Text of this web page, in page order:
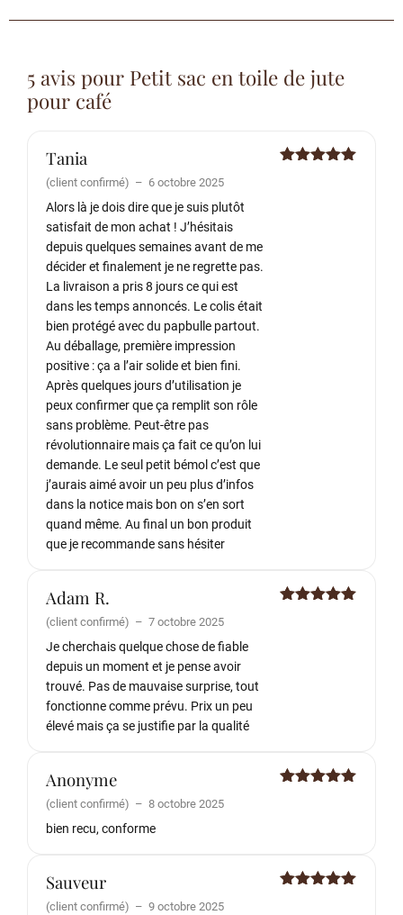
5 avis pour Petit sac en toile de jute
pour café
Tania
(client confirmé) – 6 octobre 2025
Alors là je dois dire que je suis plutôt
satisfait de mon achat ! J’hésitais
depuis quelques semaines avant de me
décider et finalement je ne regrette pas.
La livraison a pris 8 jours ce qui est
dans les temps annoncés. Le colis était
bien protégé avec du papbulle partout.
Au déballage, première impression
positive : ça a l’air solide et bien fini.
Après quelques jours d’utilisation je
peux confirmer que ça remplit son rôle
sans problème. Peut-être pas
révolutionnaire mais ça fait ce qu’on lui
demande. Le seul petit bémol c’est que
j’aurais aimé avoir un peu plus d’infos
dans la notice mais bon on s’en sort
quand même. Au final un bon produit
que je recommande sans hésiter
Adam R.
(client confirmé) – 7 octobre 2025
Je cherchais quelque chose de fiable
depuis un moment et je pense avoir
trouvé. Pas de mauvaise surprise, tout
fonctionne comme prévu. Prix un peu
élevé mais ça se justifie par la qualité
Anonyme
(client confirmé) – 8 octobre 2025
bien recu, conforme
Sauveur
(client confirmé) – 9 octobre 2025